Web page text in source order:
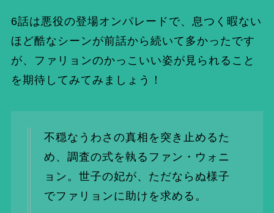
6話は悪役の登場オンパレードで、息つく暇ない
ほど酷なシーンが前話から続いて多かったです
が、ファリョンのかっこいい姿が見られること
を期待してみてみましょう！
不穏なうわさの真相を突き止めるた
め、調査の式を執るファン・ウォニ
ョン。世子の妃が、ただならぬ様子
でファリョンに助けを求める。